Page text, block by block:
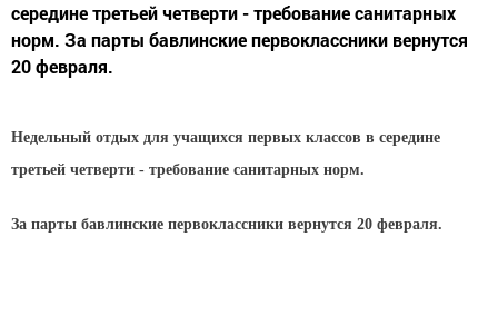
середине третьей четверти - требование санитарных
норм. За парты бавлинские первоклассники вернутся
20 февраля.
Недельный отдых для учащихся первых классов в середине
третьей четверти - требование санитарных норм.
За парты бавлинские первоклассники вернутся 20 февраля.